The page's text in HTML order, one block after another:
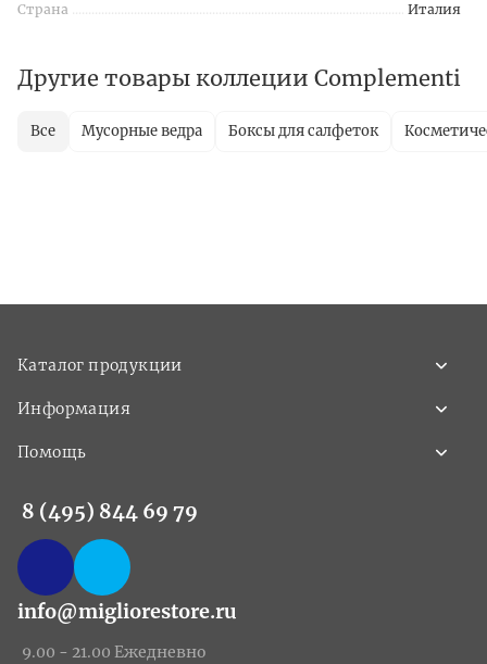
Страна
Италия
Другие товары коллеции Complementi
Все Мусорные ведра Боксы для салфеток
Каталог продукции
Информация
Помощь
8 (495) 844 69 79
info@migliorestore.ru
9.00 - 21.00 Ежедневно